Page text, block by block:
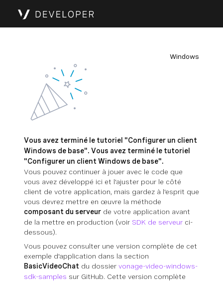
Windows
Vous avez terminé le tutoriel "Configurer un client
Windows de base". Vous avez terminé le tutoriel
"Configurer un client Windows de base".
Vous pouvez continuer à jouer avec le code que
vous avez développé ici et l'ajuster pour le côté
client de votre application, mais gardez à l'esprit que
vous devrez mettre en œuvre la méthode
composant du serveur de votre application avant
de la mettre en production (voir SDK de serveur ci-
dessous).
Vous pouvez consulter une version complète de cet
exemple d'application dans la section
BasicVideoChat du dossier vonage-video-windows-
sdk-samples sur GitHub. Cette version complète